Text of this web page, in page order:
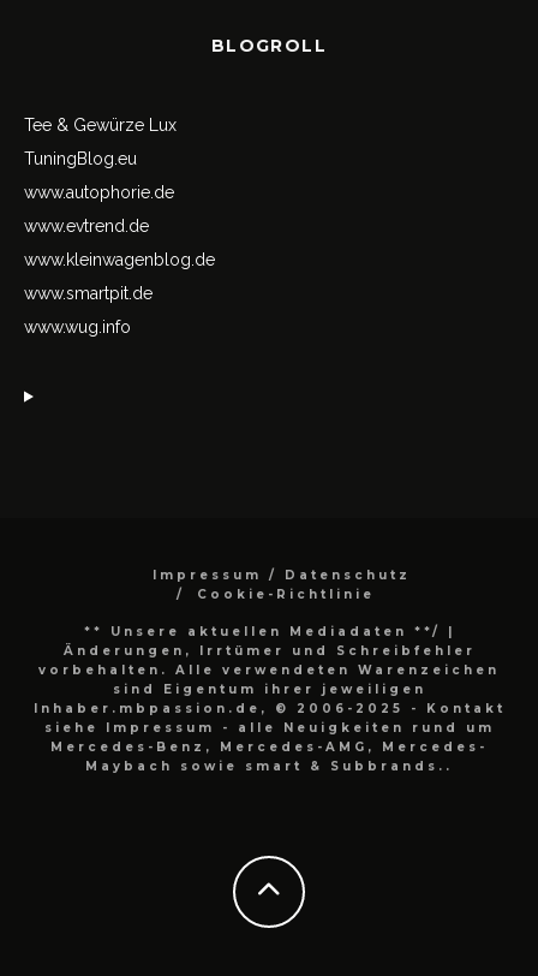
BLOGROLL
Tee & Gewürze Lux
TuningBlog.eu
www.autophorie.de
www.evtrend.de
www.kleinwagenblog.de
www.smartpit.de
www.wug.info
Impressum / Datenschutz
Cookie-Richtlinie
** Unsere aktuellen Mediadaten **/
|
Änderungen, Irrtümer und Schreibfehler
vorbehalten. Alle verwendeten Warenzeichen
sind Eigentum ihrer jeweiligen
Inhaber.mbpassion.de, © 2006-2025 - Kontakt
siehe Impressum - alle Neuigkeiten rund um
Mercedes-Benz, Mercedes-AMG, Mercedes-
Maybach sowie smart & Subbrands..